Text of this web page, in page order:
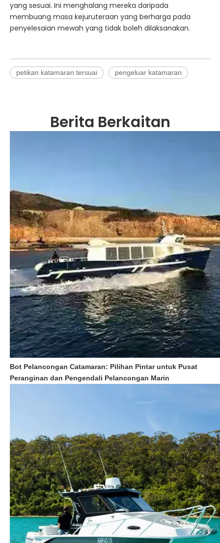
yang sesuai. Ini menghalang mereka daripada
membuang masa kejuruteraan yang berharga pada
penyelesaian mewah yang tidak boleh dilaksanakan.
petikan katamaran tersuai pengeluar katamaran
Berita Berkaitan
Bot Pelancongan Catamaran: Pilihan Pintar untuk Pusat
Peranginan dan Pengendali Pelancongan Marin